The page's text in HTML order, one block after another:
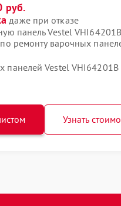
руб.
даже при отказе
панель Vestel
ремонту варочных
Vestel VHI64201B
Узнать